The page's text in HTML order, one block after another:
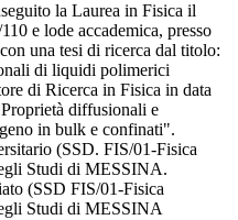
la Laurea in Fisica il
e lode accademica, presso
una tesi di ricerca dal titolo:
di liquidi polimerici
di Ricerca in Fisica in data
diffusionali e
in bulk e confinati".
(SSD. FIS/01-Fisica
Studi di MESSINA.
(SSD FIS/01-Fisica
Studi di MESSINA